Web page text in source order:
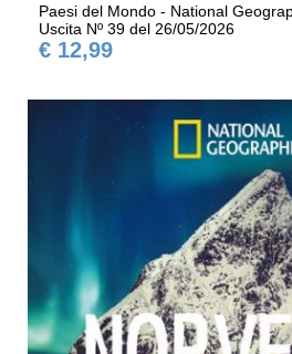
Paesi del Mondo - National
Uscita Nº 39 del 26/05/2026
€ 12,99